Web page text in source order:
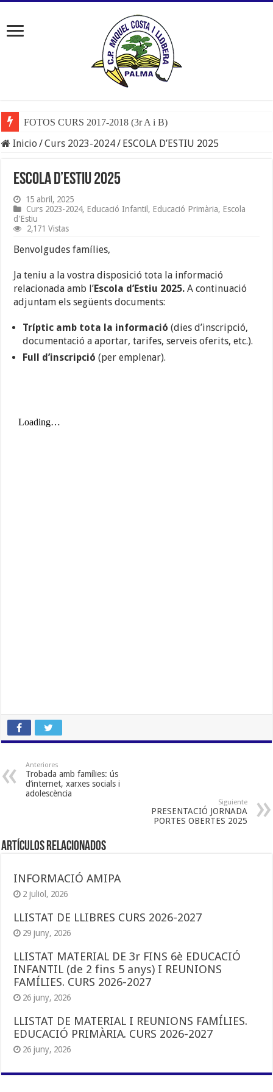
FOTOS CURS 2017-2018 (3r A i B)
Inicio /Curs 2023-2024/ ESCOLA D’ESTIU 2025
ESCOLA D’ESTIU 2025
15 abril, 2025
Curs 2023-2024, Educació Infantil , Educació Primària, Escola
d'Estiu
2,171 Vistas
Benvolgudes famílies,
Ja teniu a la vostra disposició tota la informació
relacionada amb l’Escola d’Estiu 2025.A continuació
adjuntam els següents documents:
Tríptic amb tota la informació (dies d’inscripció,
documentació a aportar, tarifes, serveis oferits, etc.).
Full d’inscripció (per emplenar).
Anteriores
Trobada amb famílies: ús
d’internet, xarxes socials i
adolescència
Siguiente
PRESENTACIÓ JORNADA
PORTES OBERTES 2025
Artículos Relacionados
INFORMACIÓ AMIPA
2 juliol, 2026
LLISTAT DE LLIBRES CURS 2026-2027
29 juny, 2026
LLISTAT MATERIAL DE 3r FINS 6è EDUCACIÓ
INFANTIL (de 2 fins 5 anys) I REUNIONS
FAMÍLIES. CURS 2026-2027
26 juny, 2026
LLISTAT DE MATERIAL I REUNIONS FAMÍLIES.
EDUCACIÓ PRIMÀRIA. CURS 2026-2027
26 juny, 2026